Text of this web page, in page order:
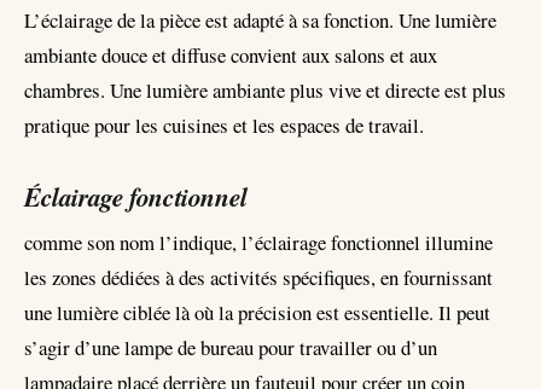
L’éclairage de la pièce est adapté à sa fonction. Une lumière
ambiante douce et diffuse convient aux salons et aux
chambres. Une lumière ambiante plus vive et directe est plus
pratique pour les cuisines et les espaces de travail.
Éclairage fonctionnel
comme son nom l’indique, l’éclairage fonctionnel illumine
les zones dédiées à des activités spécifiques, en fournissant
une lumière ciblée là où la précision est essentielle. Il peut
s’agir d’une lampe de bureau pour travailler ou d’un
lampadaire placé derrière un fauteuil pour créer un coin